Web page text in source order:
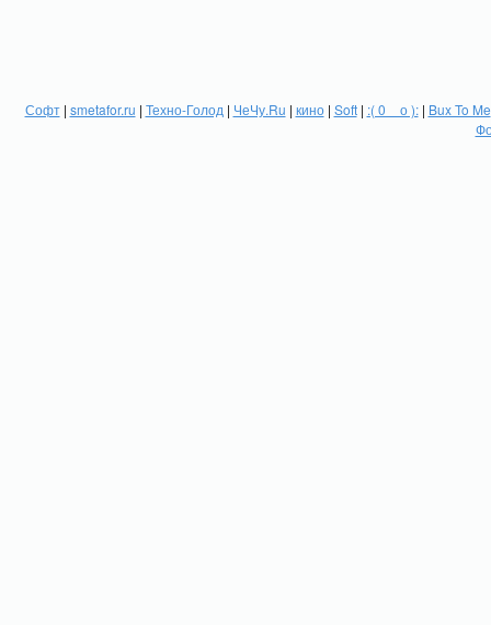
Софт| smetafor.ru | Техно-Голод | ЧеЧу.Ru | кино| Soft| :( 0 _ о ):| Bux To Me